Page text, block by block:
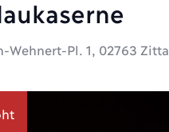
Wehnert-Pl. 1, 02763